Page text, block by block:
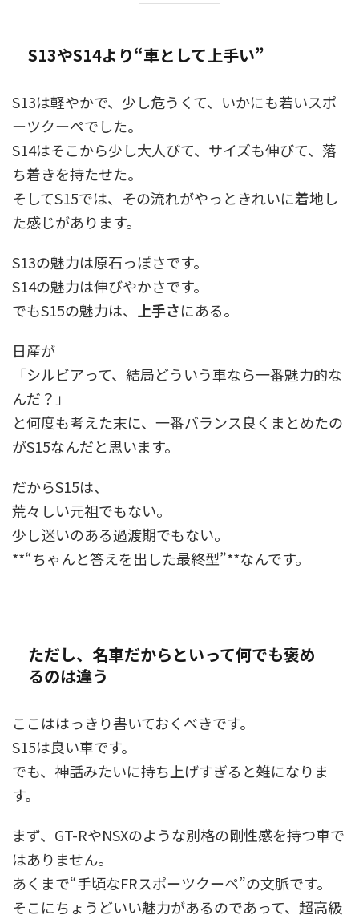
S13やS14より“車として上手い”
S13は軽やかで、少し危うくて、いかにも若いスポ
ーツクーペでした。
S14はそこから少し大人びて、サイズも伸びて、落
ち着きを持たせた。
そしてS15では、その流れがやっときれいに着地し
た感じがあります。
S13の魅力は原石っぽさです。
S14の魅力は伸びやかさです。
でもS15の魅力は、 上手さにある。
日産が
「シルビアって、結局どういう車なら一番魅力的な
んだ？」
と何度も考えた末に、一番バランス良くまとめたの
がS15なんだと思います。
だからS15は、
荒々しい元祖でもない。
少し迷いのある過渡期でもない。
**“ちゃんと答えを出した最終型”**なんです。
ただし、名車だからといって何でも褒め
るのは違う
ここははっきり書いておくべきです。
S15は良い車です。
でも、神話みたいに持ち上げすぎると雑になりま
す。
まず、GT-RやNSXのような別格の剛性感を持つ車で
はありません。
あくまで“手頃なFRスポーツクーペ”の文脈です。
そこにちょうどいい魅力があるのであって、超高級